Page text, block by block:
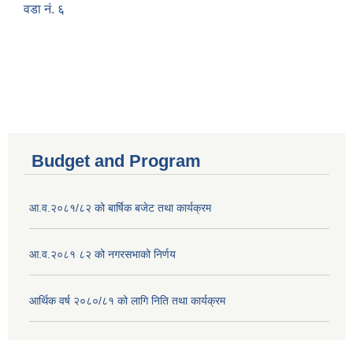
वडा नं. ६
Budget and Program
आ.व.२०८१/८२ को बार्षिक बजेट तथा कार्यक्रम
आ.व.२०८१ ८२ को नगरसभाको निर्णय
आर्थिक वर्ष २०८०/८१ को लागि निति तथा कार्यक्रम